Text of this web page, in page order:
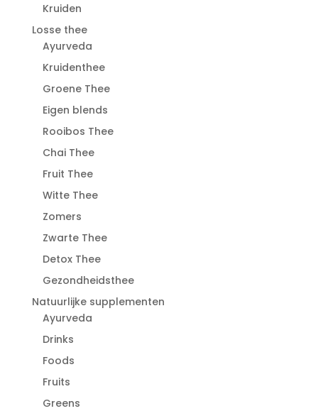
Kruiden
Losse thee
Ayurveda
Kruidenthee
Groene Thee
Eigen blends
Rooibos Thee
Chai Thee
Fruit Thee
Witte Thee
Zomers
Zwarte Thee
Detox Thee
Gezondheidsthee
Natuurlijke supplementen
Ayurveda
Drinks
Foods
Fruits
Greens